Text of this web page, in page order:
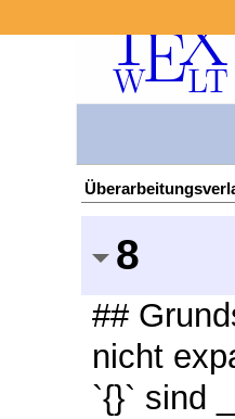
8
##
nicht
`{}` sind